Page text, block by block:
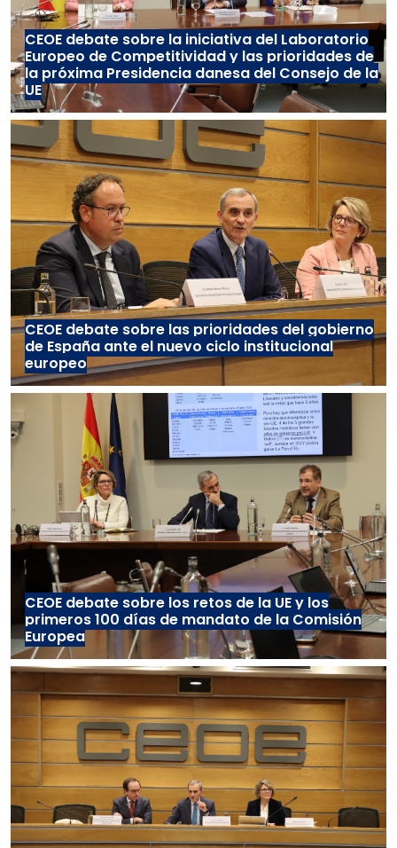
CEOE debate sobre la iniciativa del Laboratorio
Europeo de Competitividad y las prioridades de
la próxima Presidencia danesa del Consejo de la
UE
CEOE debate sobre las prioridades del gobierno
de España ante el nuevo ciclo institucional
europeo
CEOE debate sobre los retos de la UE y los
primeros 100 días de mandato de la Comisión
Europea